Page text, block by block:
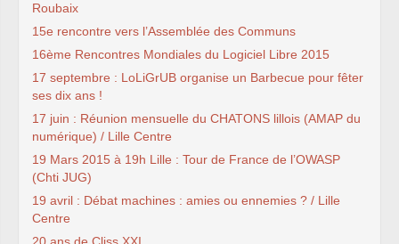
Roubaix
15e rencontre vers l’Assemblée des Communs
16ème Rencontres Mondiales du Logiciel Libre 2015
17 septembre : LoLiGrUB organise un Barbecue pour fêter
ses dix ans !
17 juin : Réunion mensuelle du CHATONS lillois (AMAP du
numérique) / Lille Centre
19 Mars 2015 à 19h Lille : Tour de France de l’OWASP
(Chti JUG)
19 avril : Débat machines : amies ou ennemies ? / Lille
Centre